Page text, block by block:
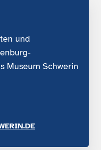
und
Museum Schwerin